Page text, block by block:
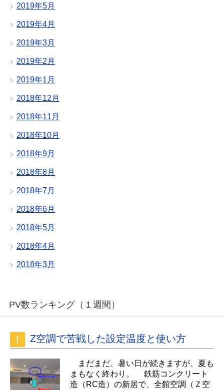
2019年5月
2019年4月
2019年3月
2019年2月
2019年1月
2018年12月
2018年11月
2018年10月
2018年9月
2018年8月
2018年7月
2018年6月
2018年5月
2018年4月
2018年3月
PV数ランキング（１週間）
Z空調で苦戦した設定温度と使い方
まだまだ、暑い日が続きますが、夏も
まもなく終わり。 鉄筋コンクリート
造（RC造）の新居で、全館空調（Ｚ空